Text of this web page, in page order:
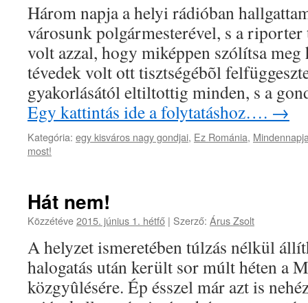
Három napja a helyi rádióban
városunk polgármesterével, s a
volt azzal, hogy miképpen szólítsa meg
tévedek volt ott tisztségébõl
gyakorlásától eltiltottig minden, s a
Egy kattintás ide a folytatáshoz…. →
Kategória: egy kisváros nagy gondjai, Ez Románia,
most!
Hát nem!
Közzétéve2015. június 1. hétfő | Szerző: Árus Zsolt
A helyzet ismeretében túlzás nélkül
halogatás után került sor múlt héten a
közgyûlésére. Ép ésszel már azt is